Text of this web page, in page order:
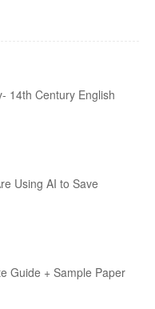
14th Century English
Using AI to Save
Guide + Sample Paper